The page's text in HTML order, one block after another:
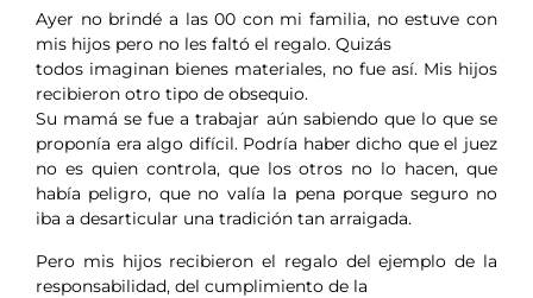
Ayer no brindé a las 00 con mi familia, no estuve con
mis hijos pero no les faltó el regalo. Quizás
todos imaginan bienes materiales, no fue así. Mis hijos
recibieron otro tipo de obsequio.
Su mamá se fue a trabajar aún sabiendo que lo que se
proponía era algo difícil. Podría haber dicho que el juez
no es quien controla, que los otros no lo hacen, que
había peligro, que no valía la pena porque seguro no
iba a desarticular una tradición tan arraigada.
Pero mis hijos recibieron el regalo del ejemplo de la
responsabilidad, del cumplimiento de la